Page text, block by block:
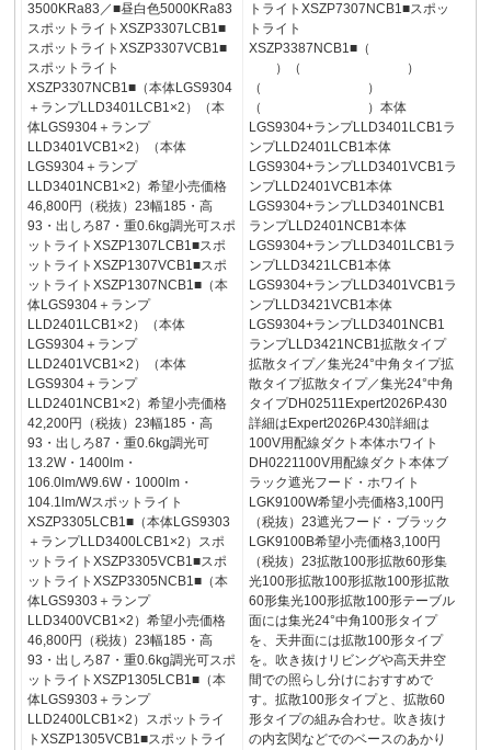
3500KRa83／■昼白色5000KRa83
スポットライトXSZP3307LCB1■
スポットライトXSZP3307VCB1■
スポットライト
XSZP3307NCB1■（本体LGS9304
＋ランプLLD3401LCB1×2）（本
体LGS9304＋ランプ
LLD3401VCB1×2）（本体
LGS9304＋ランプ
LLD3401NCB1×2）希望小売価格
46,800円（税抜）23幅185・高
93・出しろ87・重0.6kg調光可スポ
ットライトXSZP1307LCB1■スポ
ットライトXSZP1307VCB1■スポ
ットライトXSZP1307NCB1■（本
体LGS9304＋ランプ
LLD2401LCB1×2）（本体
LGS9304＋ランプ
LLD2401VCB1×2）（本体
LGS9304＋ランプ
LLD2401NCB1×2）希望小売価格
42,200円（税抜）23幅185・高
93・出しろ87・重0.6kg調光可
13.2W・1400lm・
106.0lm/W9.6W・1000lm・
104.1lm/Wスポットライト
XSZP3305LCB1■（本体LGS9303
＋ランプLLD3400LCB1×2）スポ
ットライトXSZP3305VCB1■スポ
ットライトXSZP3305NCB1■（本
体LGS9303＋ランプ
LLD3400VCB1×2）希望小売価格
46,800円（税抜）23幅185・高
93・出しろ87・重0.6kg調光可スポ
ットライトXSZP1305LCB1■（本
体LGS9303＋ランプ
LLD2400LCB1×2）スポットライ
トXSZP1305VCB1■スポットライ
トライトXSZP7307NCB1■スポッ
トライト
XSZP3387NCB1■（
）（ ）
（ ）
（ ）本体
LGS9304+ランプLLD3401LCB1ラ
ンプLLD2401LCB1本体
LGS9304+ランプLLD3401VCB1ラ
ンプLLD2401VCB1本体
LGS9304+ランプLLD3401NCB1
ランプLLD2401NCB1本体
LGS9304+ランプLLD3401LCB1ラ
ンプLLD3421LCB1本体
LGS9304+ランプLLD3401VCB1ラ
ンプLLD3421VCB1本体
LGS9304+ランプLLD3401NCB1
ランプLLD3421NCB1拡散タイプ
拡散タイプ／集光24°中角タイプ拡
散タイプ拡散タイプ／集光24°中角
タイプDH02511Expert2026P.430
詳細はExpert2026P.430詳細は
100V用配線ダクト本体ホワイト
DH0221100V用配線ダクト本体ブ
ラック遮光フード・ホワイト
LGK9100W希望小売価格3,100円
（税抜）23遮光フード・ブラック
LGK9100B希望小売価格3,100円
（税抜）23拡散100形拡散60形集
光100形拡散100形拡散100形拡散
60形集光100形拡散100形テーブル
面には集光24°中角100形タイプ
を、天井面には拡散100形タイプ
を。吹き抜けリビングや高天井空
間での照らし分けにおすすめで
す。拡散100形タイプと、拡散60
形タイプの組み合わせ。吹き抜け
の内玄関などでのベースのあかり